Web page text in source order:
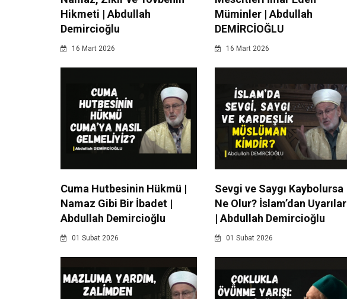
Hikmeti | Abdullah
Demircioğlu
16 Mart 2026
Müminler | Abdullah
DEMİRCİOĞLU
16 Mart 2026
Cuma Hutbesinin Hükmü |
Namaz Gibi Bir İbadet |
Abdullah Demircioğlu
01 Subat 2026
Sevgi ve Saygı Kaybolursa
Ne Olur? İslam’dan Uyarılar
| Abdullah Demircioğlu
01 Subat 2026